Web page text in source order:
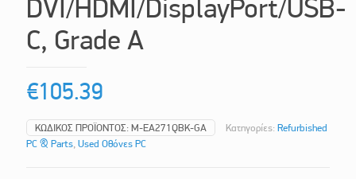
DVI/HDMI/DisplayPort/USB-
C, Grade A
€105.39
ΚΩΔΙΚΌΣ ΠΡΟΪΌΝΤΟΣ: M-EA271QBK-GA Κατηγορίες: Refurbished
PC & Parts, Used Οθόνες PC